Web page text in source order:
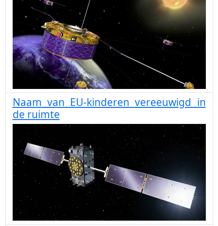
Naam van EU-kinderen vereeuwigd in
de ruimte